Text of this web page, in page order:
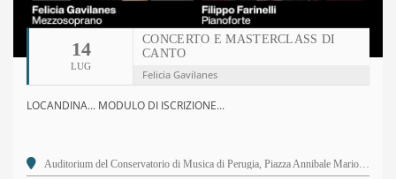
14
LUG
CONCERTO E MASTERCLASS DI
CANTO
Felicia Gavilanes
LOCANDINA... MODULO DI ISCRIZIONE...
Auditorium del Conservatorio di Musica di Perugia, Piazza Annibale Mariotti, 2 - 06123 Perugia PG